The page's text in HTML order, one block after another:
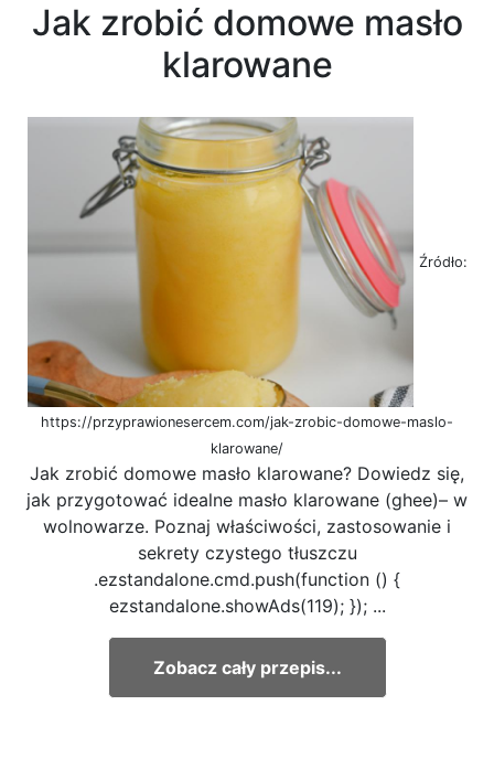
Jak zrobić domowe masło
klarowane
Źródło:
https://przyprawionesercem.com/jak-zrobic-domowe-maslo-
klarowane/
Jak zrobić domowe masło klarowane? Dowiedz się,
jak przygotować idealne masło klarowane (ghee)– w
wolnowarze. Poznaj właściwości, zastosowanie i
sekrety czystego tłuszczu
.ezstandalone.cmd.push(function () {
ezstandalone.showAds(119); }); ...
Zobacz cały przepis...